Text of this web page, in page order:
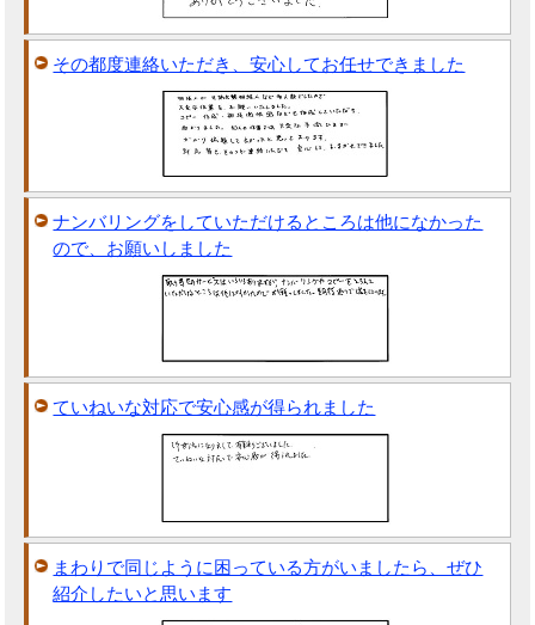
その都度連絡いただき、安心してお任せできました
ナンバリングをしていただけるところは他になかった
ので、お願いしました
ていねいな対応で安心感が得られました
まわりで同じように困っている方がいましたら、ぜひ
紹介したいと思います